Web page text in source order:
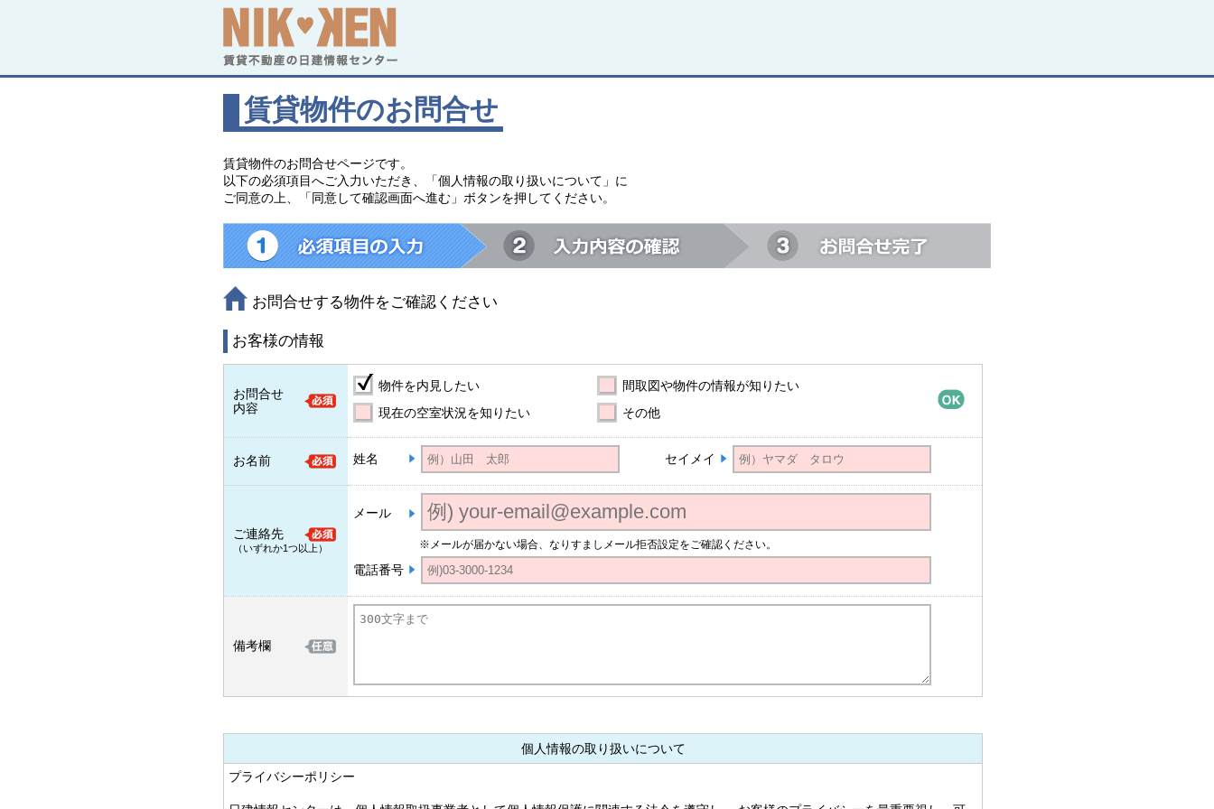
賃貸物件のお問合せ
賃貸物件のお問合せページです。
以下の必須項目へご入力いただき、「個人情報の取り扱いについて」に
ご同意の上、「同意して確認画面へ進む」ボタンを押してください。
お問合せする物件をご確認ください
お客様の情報
お問合せ
内容
物件を内見したい
間取図や物件の情報が知りたい
現在の空室状況を知りたい
その他
お名前 姓名 セイメイ
ご連絡先
（いずれか1つ以上）
メール
※メールが届かない場合、なりすましメール拒否設定をご確認ください。
電話番号
備考欄
個人情報の取り扱いについて
プライバシーポリシー